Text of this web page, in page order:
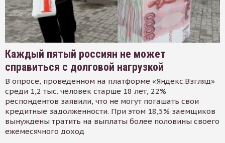
Каждый пятый россиян не может
справиться с долговой нагрузкой
В опросе, проведенном на платформе «Яндекс.Взгляд»
среди 1,2 тыс. человек старше 18 лет, 22%
респондентов заявили, что не могут погашать свои
кредитные задолженности. При этом 18,5% заемщиков
вынуждены тратить на выплаты более половины своего
ежемесячного доход